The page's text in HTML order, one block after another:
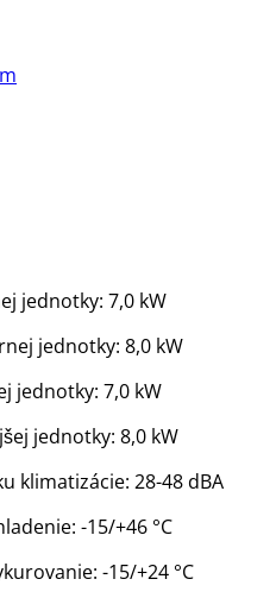
jednotky: 7,0 kW
jednotky: 8,0 kW
jednotky: 7,0 kW
jednotky: 8,0 kW
klimatizácie: 28-48 dBA
-15/+46 °C
-15/+24 °C